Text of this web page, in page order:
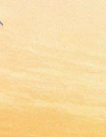
05 июля 2019,
Мариинский театр не
Доминго тем, кто